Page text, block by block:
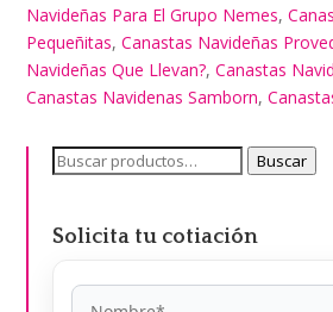
Navideñas Para El Grupo Nemes,
Pequeñitas,Canastas Navideñas
Navideñas Que Llevan?,Canastas
Canastas Navidenas Samborn,
Buscar
Buscar
Solicita tu cotiación